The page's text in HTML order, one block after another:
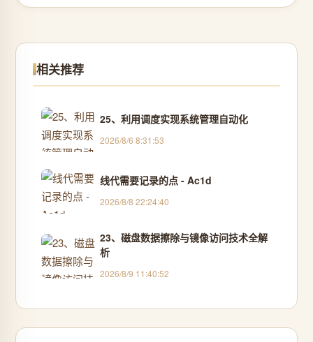
相关推荐
25、利用调度实现系统管理自动化
2026/8/6 8:31:53
线代需要记录的点 - Ac1d
2026/8/8 22:24:40
23、磁盘数据擦除与镜像访问技术全解
析
2026/8/9 11:40:52